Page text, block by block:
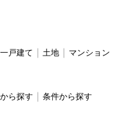
戸建て 土地 マンション
ら探す 条件から探す